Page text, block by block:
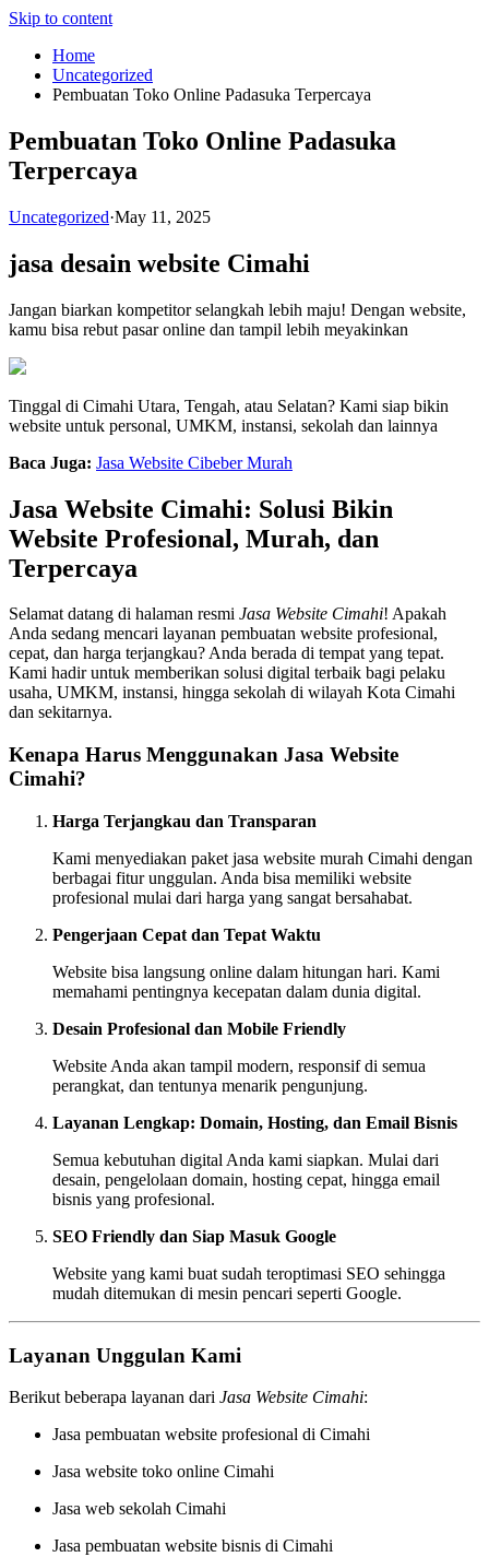
Skip to content
Home
Uncategorized
Pembuatan Toko Online Padasuka Terpercaya
Pembuatan Toko Online Padasuka
Terpercaya
Uncategorized·May 11, 2025
jasa desain website Cimahi
Jangan biarkan kompetitor selangkah lebih maju! Dengan website,
kamu bisa rebut pasar online dan tampil lebih meyakinkan
Tinggal di Cimahi Utara, Tengah, atau Selatan? Kami siap bikin
website untuk personal, UMKM, instansi, sekolah dan lainnya
Baca Juga: Jasa Website Cibeber Murah
Jasa Website Cimahi: Solusi Bikin
Website Profesional, Murah, dan
Terpercaya
Selamat datang di halaman resmi Jasa Website Cimahi! Apakah
Anda sedang mencari layanan pembuatan website profesional,
cepat, dan harga terjangkau? Anda berada di tempat yang tepat.
Kami hadir untuk memberikan solusi digital terbaik bagi pelaku
usaha, UMKM, instansi, hingga sekolah di wilayah Kota Cimahi
dan sekitarnya.
Kenapa Harus Menggunakan Jasa Website
Cimahi?
Harga Terjangkau dan Transparan
Kami menyediakan paket jasa website murah Cimahi dengan
berbagai fitur unggulan. Anda bisa memiliki website
profesional mulai dari harga yang sangat bersahabat.
Pengerjaan Cepat dan Tepat Waktu
Website bisa langsung online dalam hitungan hari. Kami
memahami pentingnya kecepatan dalam dunia digital.
Desain Profesional dan Mobile Friendly
Website Anda akan tampil modern, responsif di semua
perangkat, dan tentunya menarik pengunjung.
Layanan Lengkap: Domain, Hosting, dan Email Bisnis
Semua kebutuhan digital Anda kami siapkan. Mulai dari
desain, pengelolaan domain, hosting cepat, hingga email
bisnis yang profesional.
SEO Friendly dan Siap Masuk Google
Website yang kami buat sudah teroptimasi SEO sehingga
mudah ditemukan di mesin pencari seperti Google.
Layanan Unggulan Kami
Berikut beberapa layanan dari Jasa Website Cimahi:
Jasa pembuatan website profesional di Cimahi
Jasa website toko online Cimahi
Jasa web sekolah Cimahi
Jasa pembuatan website bisnis di Cimahi